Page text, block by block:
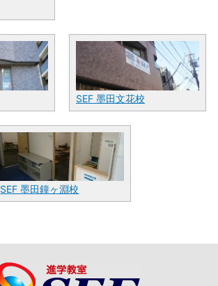
SEF 墨田文花校
SEF 墨田鐘ヶ淵校